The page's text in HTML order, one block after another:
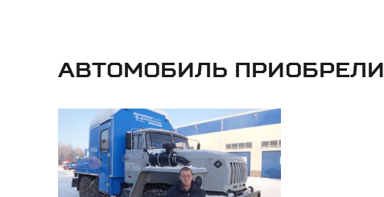
Автомобиль приобрели